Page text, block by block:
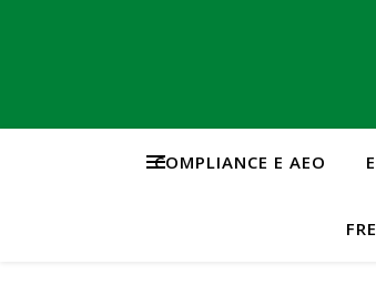
COMPLIANCE E AEO